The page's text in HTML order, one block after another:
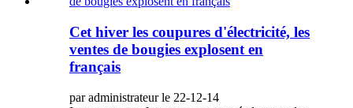
Cet hiver les coupures d'électricité, les
ventes de bougies explosent en
français
par administrateur le 22-12-14